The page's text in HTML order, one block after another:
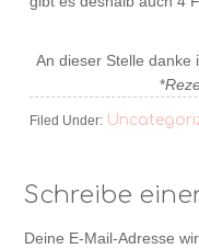
An dieser Stelle danke
*
Filed Under:
Schreibe
Deine E-Mail-Adresse